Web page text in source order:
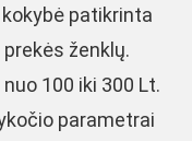
patikrinta
ženklų.
100 iki 300 Lt.
parametrai